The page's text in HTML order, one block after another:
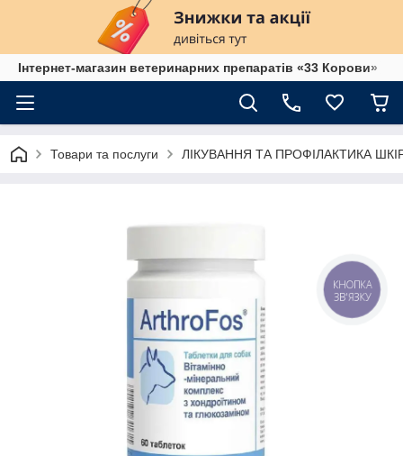
Інтернет-магазин ветеринарних препаратів «33 Корови»
Товари та послуги ЛІКУВАННЯ ТА ПРОФІЛАКТИКА
КНОПКА
ЗВ'ЯЗКУ